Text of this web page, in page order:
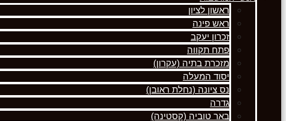
ראשון לציון
ראש פינה
זכרון יעקב
פתח תקווה
מזכרת בתיה (עקרון)
יסוד המעלה
נס ציונה (נחלת ראובן)
גדרה
באר טוביה (קסטינה)